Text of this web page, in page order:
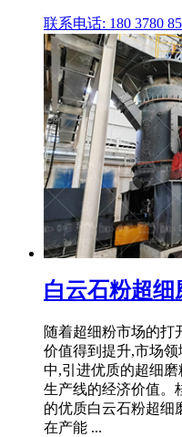
联系电话: 180 3780
白云石粉超
随着超细粉市场的打
价值得到提升,市场
中,引进优质的超细
生产线的经济价值。
的优质白云石粉超细
在产能 ...